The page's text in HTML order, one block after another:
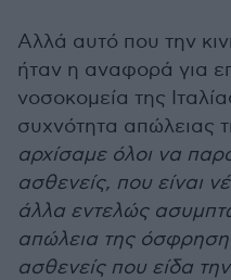
Αλλά αυτό που την
ήταν η αναφορά για
νοσοκομεία της
συχνότητα απώλειας
αρχίσαμε όλοι να
ασθενείς, που είναι
άλλα εντελώς
απώλεια της
ασθενείς που είδα